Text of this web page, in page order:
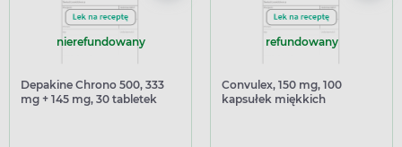
nierefundowany
Depakine Chrono 500, 333
mg + 145 mg, 30 tabletek
refundowany
Convulex, 150 mg, 100
kapsułek miękkich